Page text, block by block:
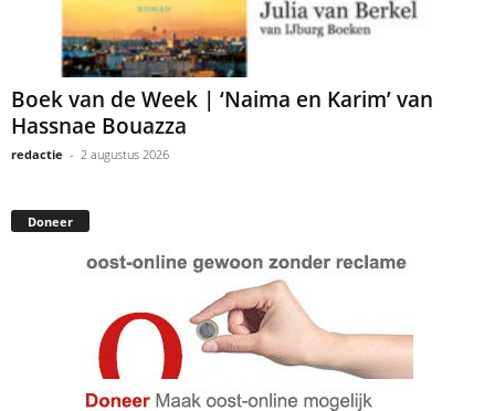
Boek van de Week | ‘Naima en Karim’ van
Hassnae Bouazza
redactie - 2 augustus 2026
Doneer